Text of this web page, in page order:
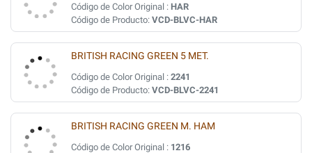
Código de Color Original : HAR
Código de Producto: VCD-BLVC-HAR
BRITISH RACING GREEN 5 MET.
Código de Color Original : 2241
Código de Producto: VCD-BLVC-2241
BRITISH RACING GREEN M. HAM
Código de Color Original : 1216